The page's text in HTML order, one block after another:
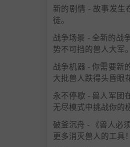
新的剧情 - 故事发生
徒。
战争场景 - 全新的战
势不可挡的兽人大军
战争机器 - 你需要新
大批兽人跌得头昏眼
永不停歇 - 兽人军团
无尽模式中挑战你的
破釜沉舟 - 《兽人必
更多消灭兽人的工具！